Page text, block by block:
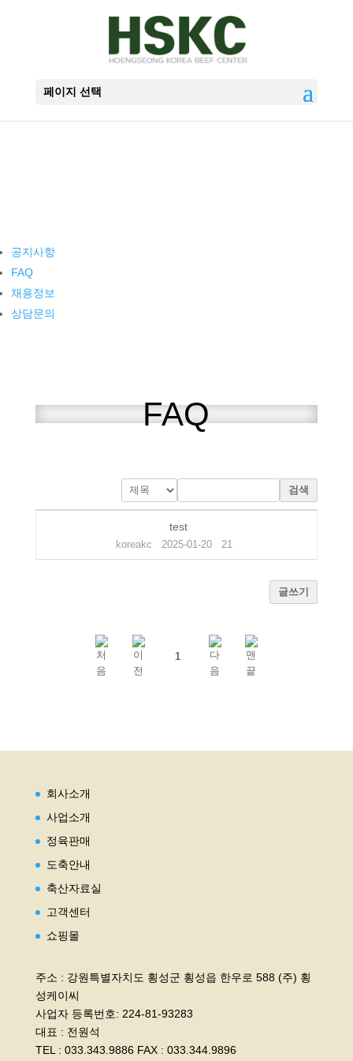
페이지 선택
공지사항
FAQ
채용정보
상담문의
FAQ
검색
test
koreakc 2025-01-20 21
글쓰기
1
회사소개
사업소개
정육판매
도축안내
축산자료실
고객센터
쇼핑몰
주소 : 강원특별자치도 횡성군 횡성읍 한우로 588 (주) 횡
성케이씨
사업자 등록번호: 224-81-93283
대표 : 전원석
TEL : 033.343.9886 FAX : 033.344.9896